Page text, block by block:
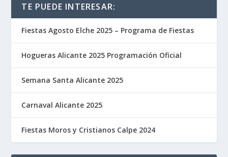
TE PUEDE INTERESAR:
Fiestas Agosto Elche 2025 – Programa de Fiestas
Hogueras Alicante 2025 Programación Oficial
Semana Santa Alicante 2025
Carnaval Alicante 2025
Fiestas Moros y Cristianos Calpe 2024